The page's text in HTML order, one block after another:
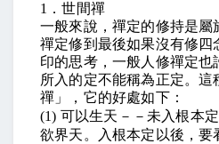
1 ．世間禪
一般來說，禪定的修持是屬
禪定修到最後如果沒有修四
印的思考，一般人修禪定也
所入的定不能稱為正定。這
禪」，它的好處如下：
(1) 可以生天－－未入根本定
欲界天。入根本定以後，要